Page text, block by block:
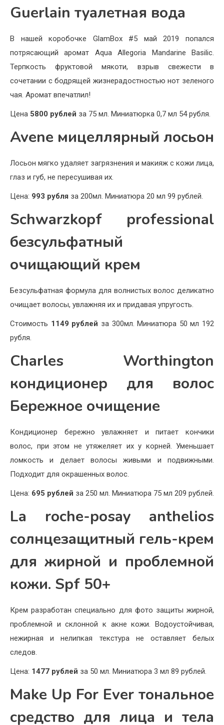
Guerlain туалетная вода
В нашей коробочке GlamBox #5 май 2019 попался
потрясающий аромат Aqua Allegoria Mandarine Basilic.
Терпкость фруктовой мякоти, взрыв свежести в
сочетании с бодрящей жизнерадостностью нот зеленого
чая. Аромат впечатлил!
Цена 5800 рублей за 75 мл. Миниатюрка 0,7 мл 54 рубля.
Avene мицеллярный лосьон
Лосьон мягко удаляет загрязнения и макияж с кожи лица,
глаз и губ, не пересушивая их.
Цена: 993 рубля за 200мл. Миниатюра 20 мл 99 рублей.
Schwarzkopf professional
безсульфатный
очищающий крем
Безсульфатная формула для волнистых волос деликатно
очищает волосы, увлажняя их и придавая упругость.
Стоимость 1149 рублей за 300мл. Миниатюра 50 мл 192
рубля.
Charles Worthington
кондиционер для волос
Бережное очищение
Кондиционер бережно увлажняет и питает кончики
волос, при этом не утяжеляет их у корней. Уменьшает
ломкость и делает волосы живыми и подвижными.
Подходит для окрашенных волос.
Цена: 695 рублей за 250 мл. Миниатюра 75 мл 209 рублей.
La roche-posay anthelios
солнцезащитный гель-крем
для жирной и проблемной
кожи. Spf 50+
Крем разработан специально для фото защиты жирной,
проблемной и склонной к акне кожи. Водоустойчивая,
нежирная и нелипкая текстура не оставляет белых
следов.
Цена: 1477 рублей за 50 мл. Миниатюра 3 мл 89 рублей.
Make Up For Ever тональное
средство для лица и тела